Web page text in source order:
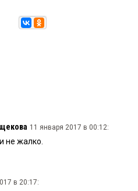
11 января 2017 в 00:12:
не жалко.
в 20:17: